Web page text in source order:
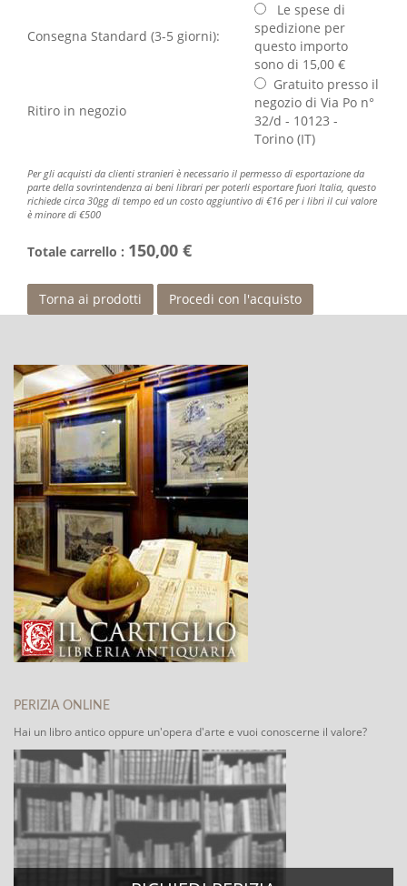
Consegna Standard (3-5 giorni):
Le spese di
spedizione per
questo importo
sono di 15,00 €
Ritiro in negozio
Gratuito presso il
negozio di Via Po n°
32/d - 10123 -
Torino (IT)
Per gli acquisti da clienti stranieri è necessario il permesso di esportazione da
parte della sovrintendenza ai beni librari per poterli esportare fuori Italia, questo
richiede circa 30gg di tempo ed un costo aggiuntivo di €16 per i libri il cui valore
è minore di €500
Totale carrello : 150,00 €
Torna ai prodotti Procedi con l'acquisto
PERIZIA ONLINE
Hai un libro antico oppure un'opera d'arte e vuoi conoscerne il valore?